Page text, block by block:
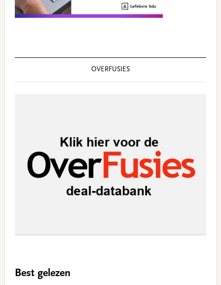
OVERFUSIES
Best gelezen